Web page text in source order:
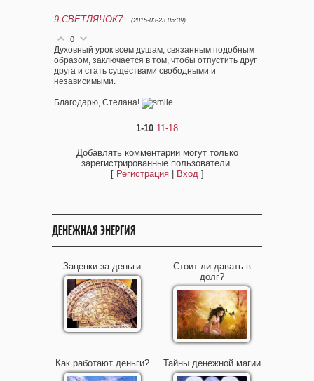
9 СВЕТЛЯЧОК7 (2015-03-23 05:39)
0
Духовный урок всем душам, связанным подобным
образом, заключается в том, чтобы отпустить друг
друга и стать существами свободными и
независимыми.
Благодарю, Стелана!
1-10 11-18
Добавлять комментарии могут только
зарегистрированные пользователи.
[ Регистрация| Вход]
ДЕНЕЖНАЯ ЭНЕРГИЯ
Зацепки за деньги
Стоит ли давать в
долг?
Как работают деньги? Тайны денежной магии